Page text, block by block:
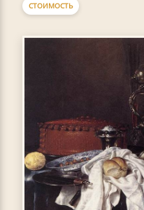
СТОИМОСТЬ